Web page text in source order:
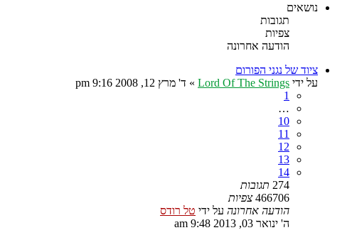
נושאים
תגובות
צפיות
הודעה אחרונה
ציוד של נגני הפורום
על ידי Lord Of The Strings
» ד' מרץ 12, 2008 9:16 pm
1
…
10
11
12
13
14
274 תגובות
466706 צפיות
הודעה אחרונה על ידי טל רודס
ה' ינואר 03, 2013 9:48 am